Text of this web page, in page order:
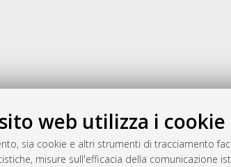
web utilizza i cookie
sia cookie e altri strumenti di tracciamento
misure sull'efficacia della comunicazione
Gestione del documento: